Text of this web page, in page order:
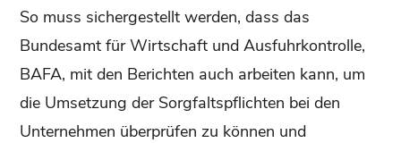
So muss sichergestellt werden, dass das
Bundesamt für Wirtschaft und Ausfuhrkontrolle,
BAFA, mit den Berichten auch arbeiten kann, um
die Umsetzung der Sorgfaltspflichten bei den
Unternehmen überprüfen zu können und